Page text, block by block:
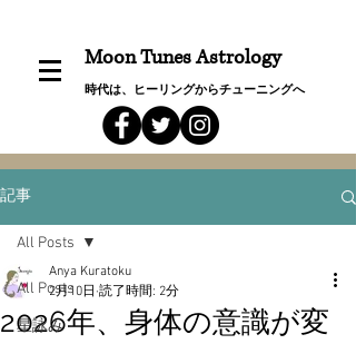
Moon Tunes Astrology
時代は、ヒーリングからチューニングへ
記事
All Posts
星詠み
All Posts
2026年、身体の意識が変
Anya Kuratoku
2月10日 読了時間: 2分